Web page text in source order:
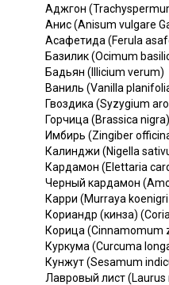
Аджгон
Анис (Anisum vulgare
Асафетида (Ferula
Базилик (Ocimum
Бадьян (Illicium verum)
Ваниль (Vanilla
Гвоздика (Syzygium
Горчица (Brassica nigra)
Имбирь (Zingiber
Калинджи (Nigella
Кардамон (Elettaria
Черный кардамон
Карри (Murraya
Кориандр (кинза)
Корица (Cinnamomum
Куркума (Curcuma
Кунжут (Sesamum
Лавровый лист (Laurus